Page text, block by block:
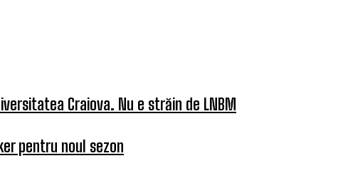
Craiova. Nu e străin de LNBM
pentru noul sezon